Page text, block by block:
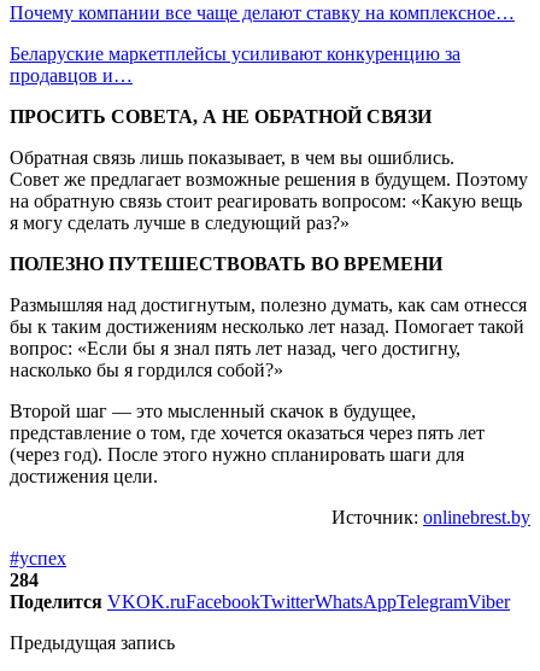
Почему компании все чаще делают ставку на комплексное…
Беларуские маркетплейсы усиливают конкуренцию за
продавцов и…
ПРОСИТЬ СОВЕТА, А НЕ ОБРАТНОЙ СВЯЗИ
Обратная связь лишь показывает, в чем вы ошиблись.
Совет же предлагает возможные решения в будущем. Поэтому
на обратную связь стоит реагировать вопросом: «Какую вещь
я могу сделать лучше в следующий раз?»
ПОЛЕЗНО ПУТЕШЕСТВОВАТЬ ВО ВРЕМЕНИ
Размышляя над достигнутым, полезно думать, как сам отнесся
бы к таким достижениям несколько лет назад. Помогает такой
вопрос: «Если бы я знал пять лет назад, чего достигну,
насколько бы я гордился собой?»
Второй шаг — это мысленный скачок в будущее,
представление о том, где хочется оказаться через пять лет
(через год). После этого нужно спланировать шаги для
достижения цели.
Источник: onlinebrest.by
#успех
284
Поделится VKOK.ruFacebookTwitterWhatsAppTelegramViber
Предыдущая запись